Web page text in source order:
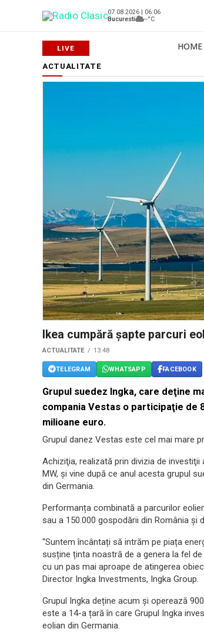
07.08.2026 | 06:06
Bucuresti
--°C
HOME
ACTUALITATE
Ikea cumpără şapte parcuri
ACTUALITATE 13:48
TELEGRAM WHATSAPP FACEBOOK
Grupul suedez Ingka, care deţine
compania Vestas o participaţie de
milioane euro.
Grupul danez Vestas este cel mai mare
Achiziţia, realizată prin divizia de
MW, şi vine după ce anul acesta grupul
din Germania.
Performanța combinată a parcurilor
sau a 150.000 gospodării din România și
“Suntem încântați să intrăm pe piața
susține ținta noastră de a genera la fel
cu un pas mai aproape de atingerea
Director Ingka Investments, Ingka Group.
Grupul Ingka deține acum și operează
este a 14-a țară în care Grupul Ingka
eolian din Germania.